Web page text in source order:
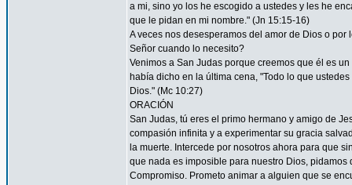
a mi, sino yo los he escogido a ustedes y les he
que le pidan en mi nombre." (Jn 15:15-16)
A veces nos desesperamos del amor de Dios o
Señor cuando lo necesito?
Venimos a San Judas porque creemos que él es
había dicho en la última cena, "Todo lo que
Dios." (Mc 10:27)
ORACIÓN
San Judas, tú eres el primo hermano y amigo de
compasión infinita y a experimentar su gracia
la muerte. Intercede por nosotros ahora para que
que nada es imposible para nuestro Dios,
Compromiso. Prometo animar a alguien que se